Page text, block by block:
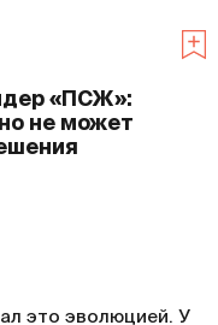
«ПСЖ»:
не может
это эволюцией. У